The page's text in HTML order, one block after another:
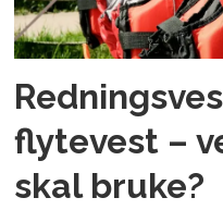
flytevest –
skal bruke?